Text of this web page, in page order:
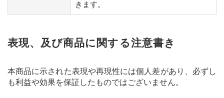
きます。
表現、及び商品に関する注意書き
本商品に示された表現や再現性には個人差があり、必ずし
も利益や効果を保証したものではございません。